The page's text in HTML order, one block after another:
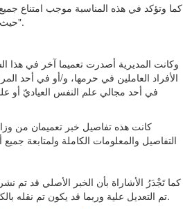
كما وتؤكد في هذه المناسبة موجب امتناع
حيث أن وصف الدواء هو حق حصري للأطباء المجازين والمنتمين إلى ​نقابة الأطباء​ في لبنان".
الأفراد العاملين في حرمها، و/أو في أحد
في أحد مجالي علم النفس العياديّ أو
كانت هذه تفاصيل خبر تعميمان من
التفاصيل والمعلومات الكاملة ولمتابعة
كما تَجْدَرُ الأشاراة بأن الخبر الأصلي قد تم
تم التعديل علية وربما قد يكون تم نقله بالكامل اوالاقتباس منه ويمكنك قراءة ومتابعة مستجدادت هذا الخبر من مصدره الاساسي.